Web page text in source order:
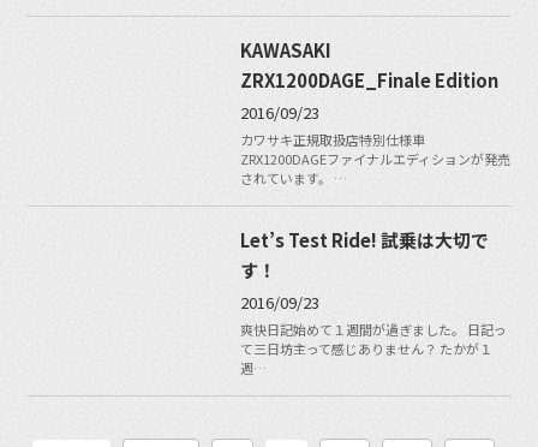
KAWASAKI
ZRX1200DAGE_Finale Edition
2016/09/23
カワサキ正規取扱店特別仕様車
ZRX1200DAGEファイナルエディションが発売
されています。 …
Let’s Test Ride! 試乗は大切で
す！
2016/09/23
爽快日記始めて１週間が過ぎました。 日記っ
て三日坊主って感じありません？ たかが１
週…